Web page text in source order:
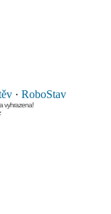
· RoboStav
vyhrazena!